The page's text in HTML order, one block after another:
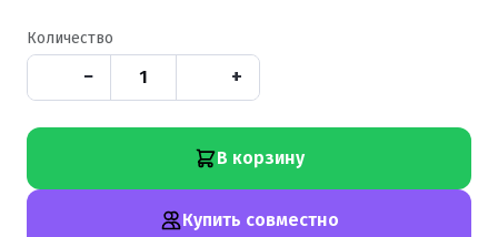
Количество
− +
В корзину
Купить совместно